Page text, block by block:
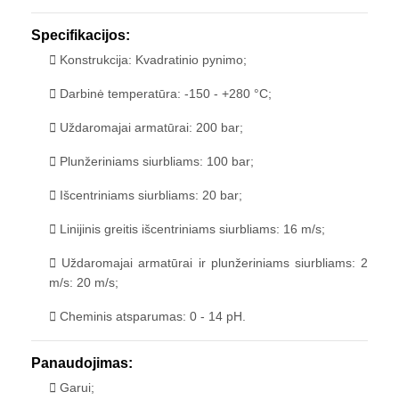
Specifikacijos:
Konstrukcija: Kvadratinio pynimo;
Darbinė temperatūra: -150 - +280 °C;
Uždaromajai armatūrai: 200 bar;
Plunžeriniams siurbliams: 100 bar;
Išcentriniams siurbliams: 20 bar;
Linijinis greitis išcentriniams siurbliams: 16 m/s;
Uždaromajai armatūrai ir plunžeriniams siurbliams: 2
m/s: 20 m/s;
Cheminis atsparumas: 0 - 14 pH.
Panaudojimas:
Garui;